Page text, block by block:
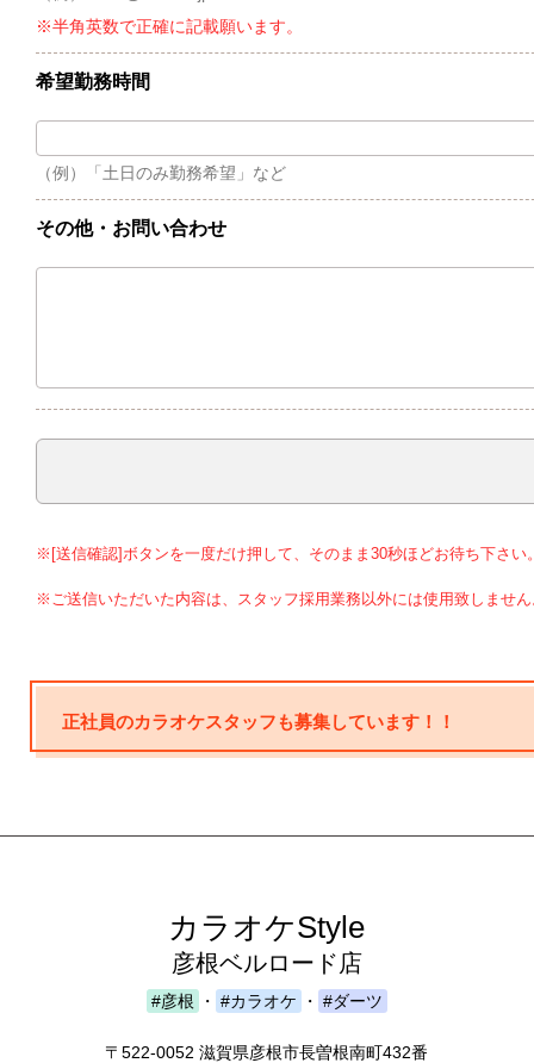
※半角英数で正確に記載願います。
希望勤務時間
（例）「土日のみ勤務希望」など
その他・ お問い合わせ
※[送信確認]ボタンを一度だけ押して、そのまま30秒ほどお待ち下さい
※ご送信いただいた内容は、スタッフ採用業務以外には使用致しませ
正社員のカラオケスタッフも募集しています！！
カラオケStyle
彦根ベルロード店
#彦根 ・ #カラオケ ・ #ダーツ
〒522-0052 滋賀県彦根市長曽根南町432番